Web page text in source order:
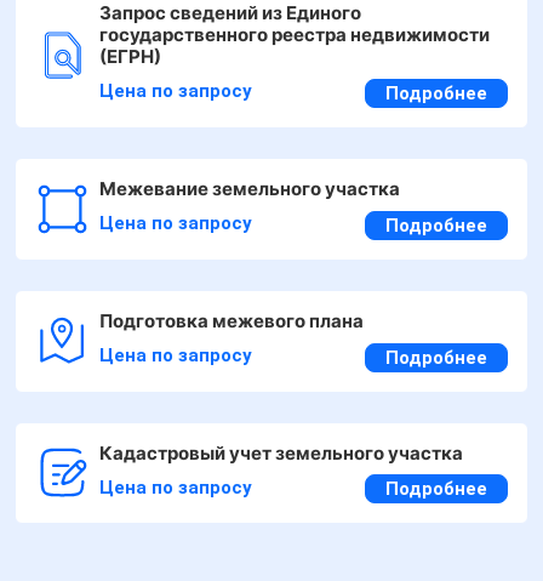
Запрос сведений из Единого
государственного реестра недвижимости
(ЕГРН)
Цена по запросу Подробнее
Межевание земельного участка
Цена по запросу Подробнее
Подготовка межевого плана
Цена по запросу Подробнее
Кадастровый учет земельного участка
Цена по запросу Подробнее